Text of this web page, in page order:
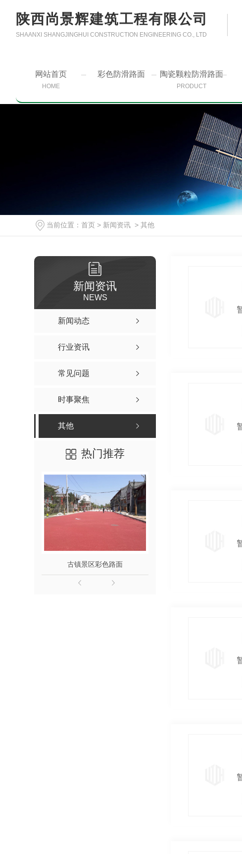
陕西尚景辉建筑工程有限公司
SHAANXI SHANGJINGHUI CONSTRUCTION ENGINEERING CO., LTD
网站首页
HOME
彩色防滑路面 陶瓷颗粒防滑路面
PRODUCT
当前位置： 首页 > 新闻资讯 > 其他
新闻资讯
NEWS
新闻动态
行业资讯
常见问题
时事聚焦
其他
热门推荐
古镇景区彩色路面